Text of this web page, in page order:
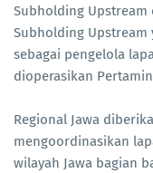
Subholding Upstream
Subholding Upstream
sebagai pengelola
dioperasikan
Regional Jawa
mengoordinasikan
wilayah Jawa bagian